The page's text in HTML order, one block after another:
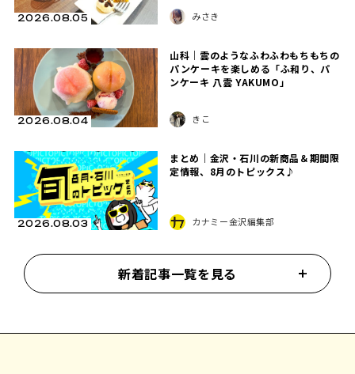
2026.08.05 みさき
2026.08.04
山科｜雲のようなふわふわもちもちの
パンケーキを楽しめる「ふ和り、パ
ンケーキ 八雲 YAKUMO」
きこ
2026.08.03
まとめ｜金沢・石川の新商品＆期間限
定情報、8月のトピックス♪
カナミー金沢編集部
新着記事一覧を見る